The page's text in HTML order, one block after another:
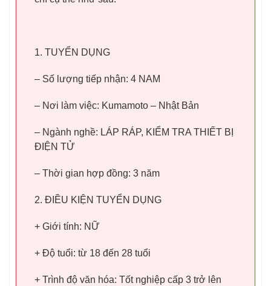
1. TUYỂN DỤNG
– Số lượng tiếp nhận: 4 NAM
– Nơi làm việc: Kumamoto – Nhật Bản
– Ngành nghề: LÁP RÁP, KIỂM TRA THIẾT BỊ
ĐIỆN TỬ
– Thời gian hợp đồng: 3 năm
2. ĐIỀU KIỆN TUYỂN DỤNG
+ Giới tính: NỮ
+ Độ tuổi: từ 18 đến 28 tuổi
+ Trình độ văn hóa: Tốt nghiệp cấp 3 trở lên